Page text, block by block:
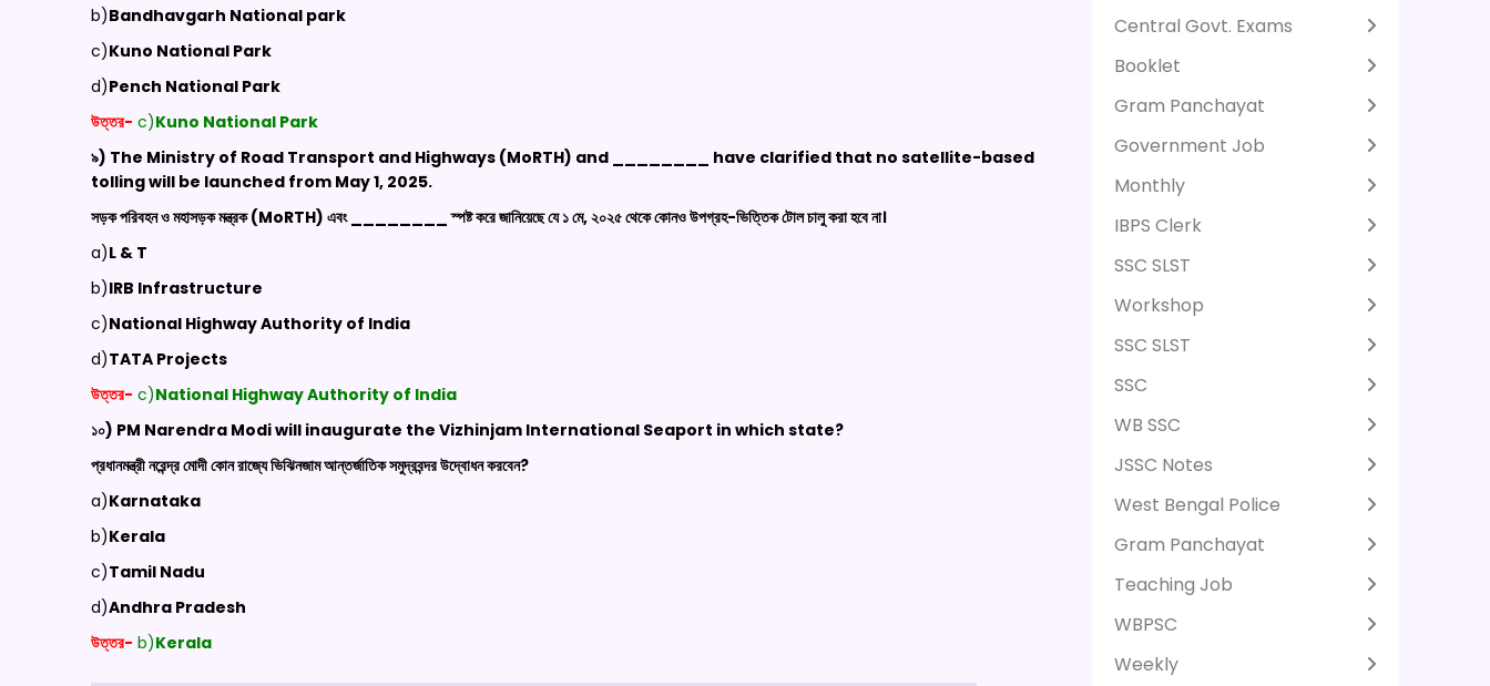
b)Bandhavgarh National park
c)Kuno National Park
d)Pench National Park
উত্তর- c)Kuno National Park
৯) The Ministry of Road Transport and Highways (MoRTH) and ________ have clarified that no satellite-based
tolling will be launched from May 1, 2025.
সড়ক পরিবহন ও মহাসড়ক মন্ত্রক (MoRTH) এবং ________ স্পষ্ট করে জানিয়েছে যে ১ মে, ২০২৫ থেকে কোনও উপগ্রহ-ভিত্তিক টোল চালু করা হবে না।
a)L & T
b)IRB Infrastructure
c)National Highway Authority of India
d)TATA Projects
উত্তর- c)National Highway Authority of India
১০) PM Narendra Modi will inaugurate the Vizhinjam International Seaport in which state?
প্রধানমন্ত্রী নরেন্দ্র মোদী কোন রাজ্যে ভিঝিনজাম আন্তর্জাতিক সমুদ্রবন্দর উদ্বোধন করবেন?
a)Karnataka
b)Kerala
c)Tamil Nadu
d)Andhra Pradesh
উত্তর- b)Kerala
Central Govt. Exams
Booklet
Gram Panchayat
Government Job
Monthly
IBPS Clerk
SSC SLST
Workshop
SSC SLST
SSC
WB SSC
JSSC Notes
West Bengal Police
Gram Panchayat
Teaching Job
WBPSC
Weekly